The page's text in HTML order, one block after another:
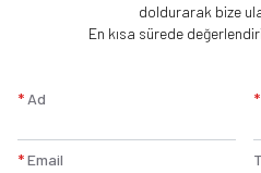
doldurarak bize
En kısa sürede
* Ad *
*Email